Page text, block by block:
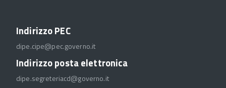
Indirizzo PEC
dipe.cipe@pec.governo.it
Indirizzo posta elettronica
dipe.segreteriacd@governo.it